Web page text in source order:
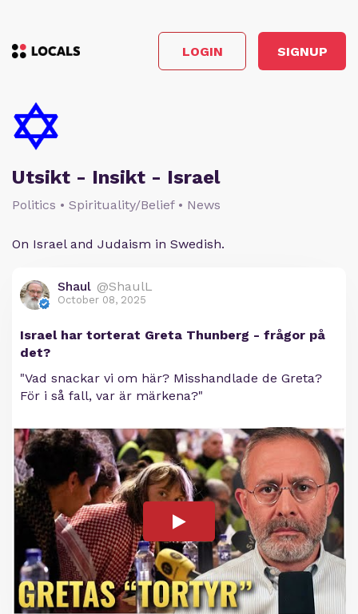
LOGIN SIGNUP
Utsikt - Insikt - Israel
Politics • Spirituality/Belief • News
On Israel and Judaism in Swedish.
Shaul @ShaulL
October 08, 2025
Israel har torterat Greta Thunberg - frågor på
det?
"Vad snackar vi om här? Misshandlade de Greta?
För i så fall, var är märkena?"